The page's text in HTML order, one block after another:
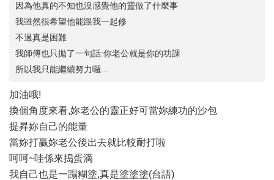
因為他真的不知也沒感覺他的靈做了什麼事
我雖然很希望他能跟我一起修
不過真是困難
我師傅也只拋了一句話:你老公就是你的功課
所以我只能繼續努力囉...
加油哦!
換個角度來看,妳老公的靈正好可當妳練功的沙包
提昇妳自己的能量
當妳打贏妳老公後出去就比較耐打啦
呵呵~哇係來搗蛋滴
我自己也是一蹋糊塗,真是塗塗塗(台語)